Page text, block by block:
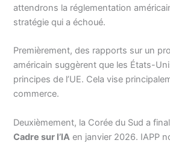
attendrons la réglementation
stratégie qui a échoué.
Premièrement, des rapports sur un
américain suggèrent que les États-
principes de l’UE. Cela vise
commerce.
Deuxièmement, la Corée du Sud a
Cadre sur l’IA en janvier 2026. IAPP